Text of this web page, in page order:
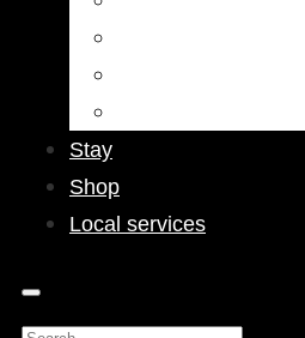
Stay
Shop
Local services